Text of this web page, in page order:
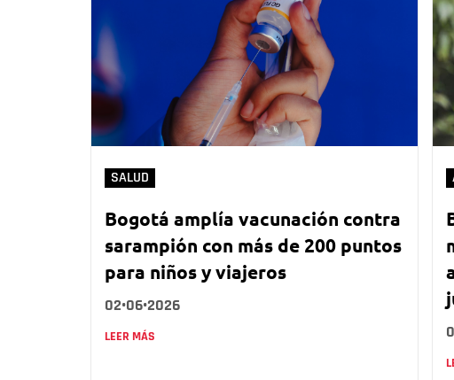
SALUD
Bogotá amplía vacunación contra
sarampión con más de 200 puntos
para niños y viajeros
02•06•2026
LEER MÁS